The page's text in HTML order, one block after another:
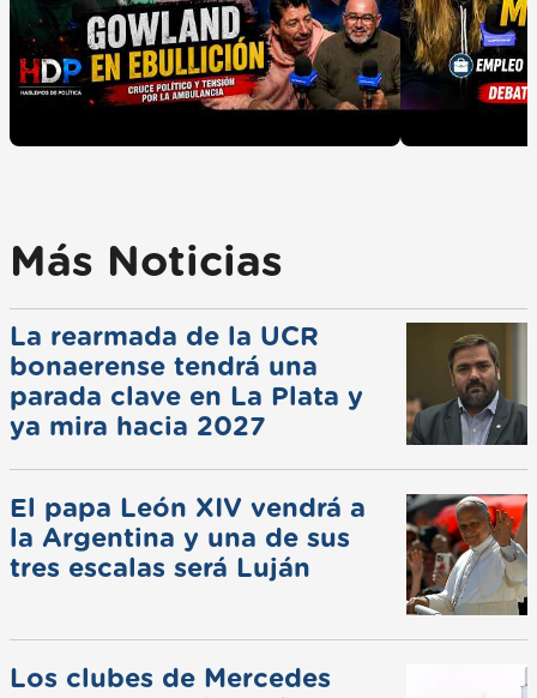
Más Noticias
La rearmada de la UCR
bonaerense tendrá una
parada clave en La Plata y
ya mira hacia 2027
El papa León XIV vendrá a
la Argentina y una de sus
tres escalas será Luján
Los clubes de Mercedes